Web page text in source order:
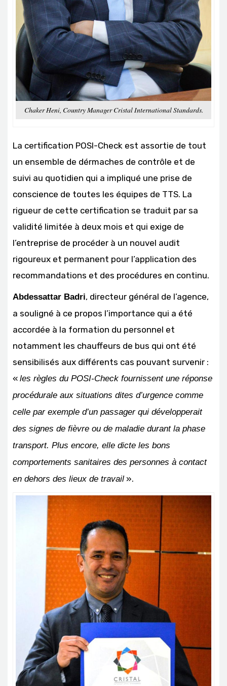
Chaker Heni, Country Manager Cristal International Standards.
La certification POSI-Check est assortie de tout
un ensemble de dérmaches de contrôle et de
suivi au quotidien qui a impliqué une prise de
conscience de toutes les équipes de TTS. La
rigueur de cette certification se traduit par sa
validité limitée à deux mois et qui exige de
l’entreprise de procéder à un nouvel audit
rigoureux et permanent pour l’application des
recommandations et des procédures en continu.
Abdessattar Badri, directeur général de l’agence,
a souligné à ce propos l’importance qui a été
accordée à la formation du personnel et
notamment les chauffeurs de bus qui ont été
sensibilisés aux différents cas pouvant survenir :
« les règles du POSI-Check fournissent une réponse
procédurale aux situations dites d’urgence comme
celle par exemple d’un passager qui développerait
des signes de fièvre ou de maladie durant la phase
transport. Plus encore, elle dicte les bons
comportements sanitaires des personnes à contact
en dehors des lieux de travail ».